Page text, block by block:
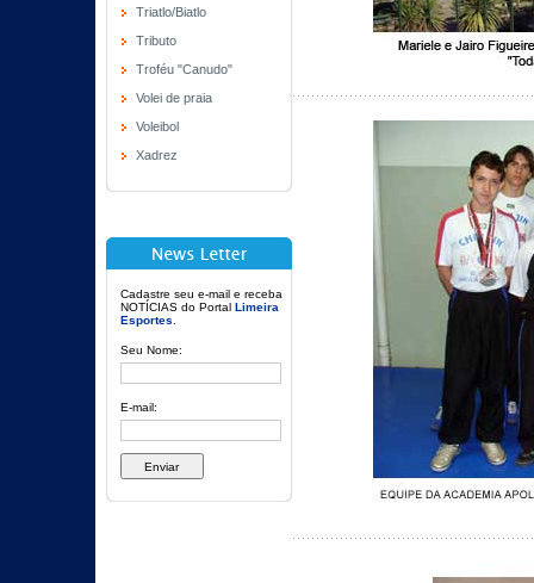
Triatlo/Biatlo
Tributo
Troféu "Canudo"
Volei de praia
Voleibol
Xadrez
Cadastre seu e-mail e receba
NOTÍCIAS do Portal Limeira
Esportes
Seu Nome:
E-mail: